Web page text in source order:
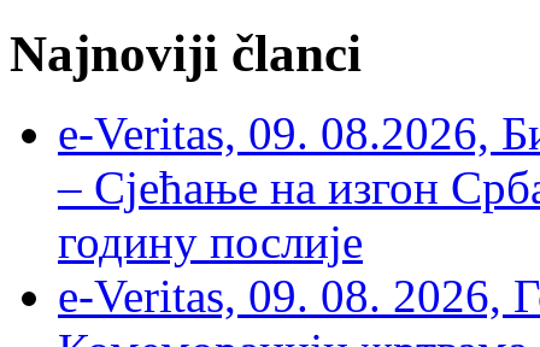
Najnoviji članci
e-Veritas, 09. 08.2026,
– Сјећање на изгон
годину послије
e-Veritas, 09. 08. 2026,